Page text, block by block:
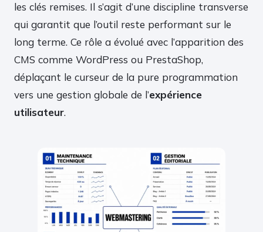
les clés remises. Il s’agit d’une discipline transverse
qui garantit que l’outil reste performant sur le
long terme. Ce rôle a évolué avec l’apparition des
CMS comme WordPress ou PrestaShop,
déplaçant le curseur de la pure programmation
vers une gestion globale de l’expérience
utilisateur.